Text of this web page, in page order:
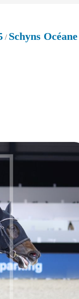
/ Schyns Océane